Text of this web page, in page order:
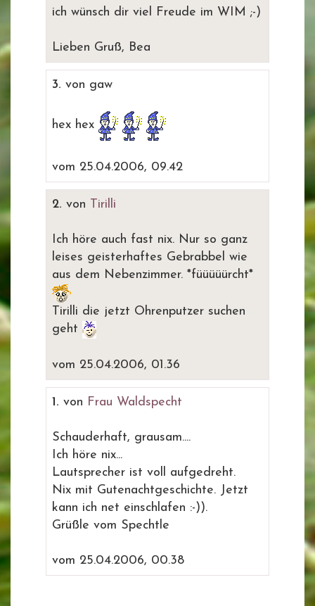
ich wünsch dir viel Freude im WIM ;-)
Lieben Gruß, Bea
3. von gaw
hex hex
vom 25.04.2006, 09.42
2. von Tirilli
Ich höre auch fast nix. Nur so ganz
leises geisterhaftes Gebrabbel wie
aus dem Nebenzimmer. *füüüüürcht*
Tirilli die jetzt Ohrenputzer suchen
geht
vom 25.04.2006, 01.36
1. von Frau Waldspecht
Schauderhaft, grausam....
Ich höre nix...
Lautsprecher ist voll aufgedreht.
Nix mit Gutenachtgeschichte. Jetzt
kann ich net einschlafen :-)).
Grüßle vom Spechtle
vom 25.04.2006, 00.38